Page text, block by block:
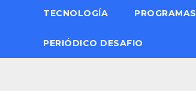
TECNOLOGÍA PROGRAMAS
PERIÓDICO DESAFIO